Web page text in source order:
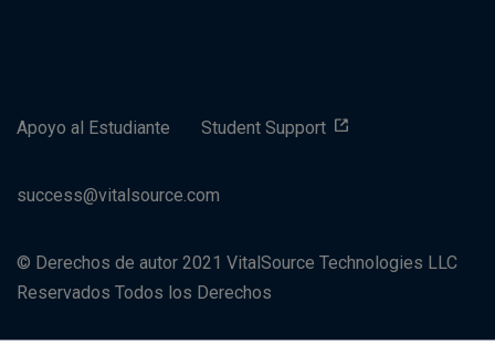
Apoyo al Estudiante Student Support
success@vitalsource.com
© Derechos de autor 2021 VitalSource Technologies LLC
Reservados Todos los Derechos